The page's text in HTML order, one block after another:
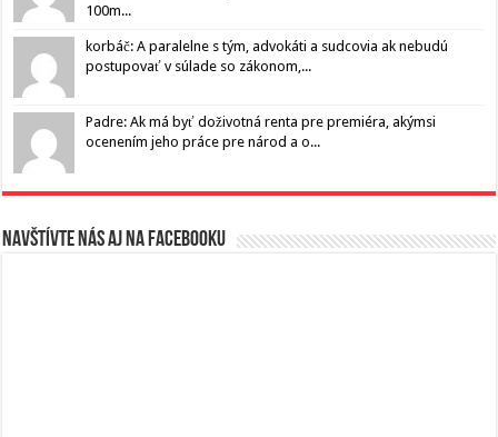
100m...
korbáč: A paralelne s tým, advokáti a sudcovia ak nebudú
postupovať v súlade so zákonom,...
Padre: Ak má byť doživotná renta pre premiéra, akýmsi
ocenením jeho práce pre národ a o...
Navštívte nás aj na Facebooku